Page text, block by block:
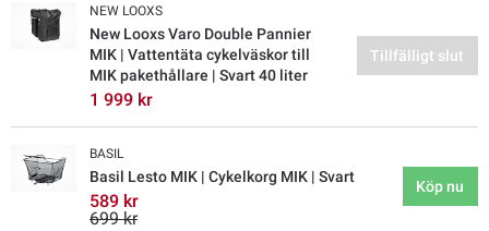
NEW LOOXS
New Looxs Varo Double Pannier
MIK | Vattentäta cykelväskor till
MIK pakethållare | Svart 40 liter
1 999 kr
Tillfälligt slut
BASIL
Basil Lesto MIK | Cykelkorg MIK | Svart
589 kr
699 kr
Köp nu